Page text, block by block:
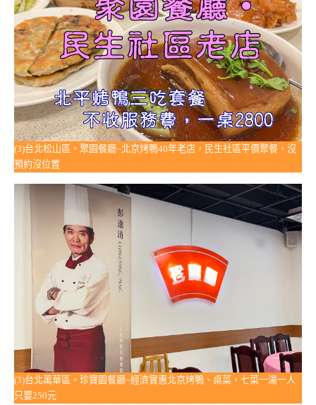
(3)台北松山區。聚園餐廳~北京烤鴨40年老店，民生社區平價聚餐，沒
預約沒位置
(3)台北萬華區。珍寶園餐廳~經濟實惠北京烤鴨、桌菜，七菜一湯一人
只要250元